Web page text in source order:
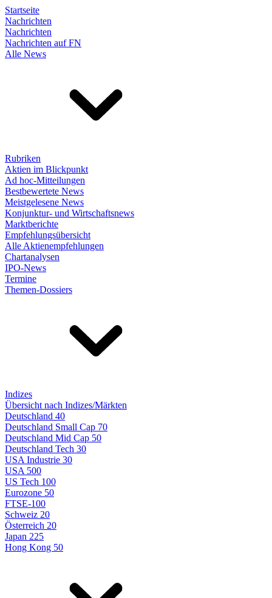
Startseite
Nachrichten
Nachrichten
Nachrichten auf FN
Alle News
Rubriken
Aktien im Blickpunkt
Ad hoc-Mitteilungen
Bestbewertete News
Meistgelesene News
Konjunktur- und Wirtschaftsnews
Marktberichte
Empfehlungsübersicht
Alle Aktienempfehlungen
Chartanalysen
IPO-News
Termine
Themen-Dossiers
Indizes
Übersicht nach Indizes/Märkten
Deutschland 40
Deutschland Small Cap 70
Deutschland Mid Cap 50
Deutschland Tech 30
USA Industrie 30
USA 500
US Tech 100
Eurozone 50
FTSE-100
Schweiz 20
Österreich 20
Japan 225
Hong Kong 50